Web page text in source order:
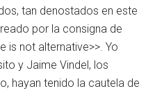
tan denostados en este
por la consigna de
is not alternative>>. Yo
y Jaime Vindel, los
hayan tenido la cautela de